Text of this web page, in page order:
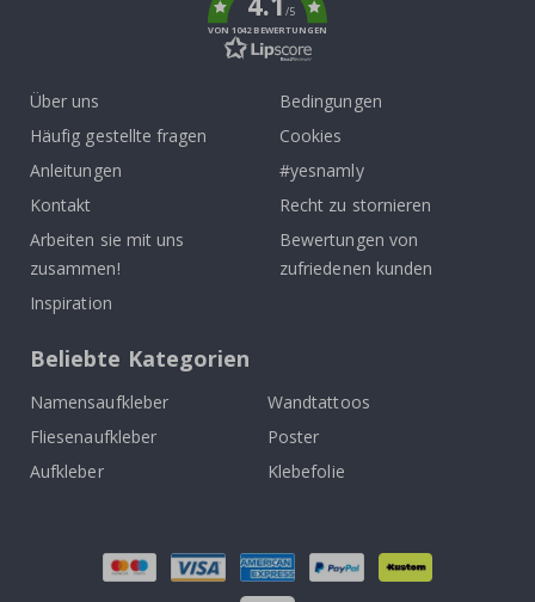
/5
VON 1042 BEWERTUNGEN
Über uns
Häufig gestellte fragen
Anleitungen
Kontakt
Arbeiten sie mit uns
zusammen!
Inspiration
Bedingungen
Cookies
#yesnamly
Recht zu stornieren
Bewertungen von
zufriedenen kunden
Beliebte Kategorien
Namensaufkleber
Wandtattoos
Fliesenaufkleber
Poster
Aufkleber
Klebefolie